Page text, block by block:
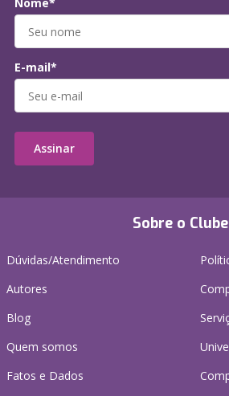
Sobre o Clube
Dúvidas/Atendimento
Autores
Blog
Quem somos
Fatos e Dados
E-mail*
Assinar